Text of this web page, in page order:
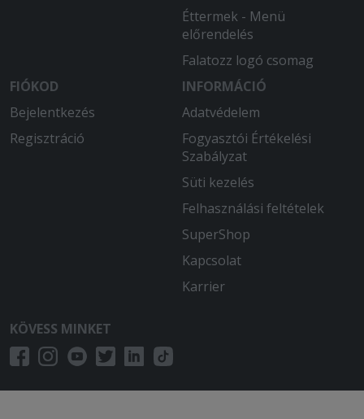
Éttermek - Menü
előrendelés
Falatozz logó csomag
FIÓKOD
Bejelentkezés
Regisztráció
INFORMÁCIÓ
Adatvédelem
Fogyasztói Értékelési
Szabályzat
Süti kezelés
Felhasználási feltételek
SuperShop
Kapcsolat
Karrier
KÖVESS MINKET